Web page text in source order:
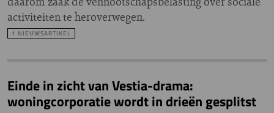
activiteiten te heroverwegen.
1 NIEUWSARTIKEL
Einde in zicht van Vestia-drama:
woningcorporatie wordt in drieën gesplitst